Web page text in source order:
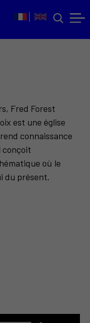
Fred Forest
est une église
connaissance
conçoit
où le
du présent.